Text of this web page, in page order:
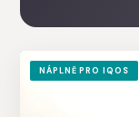
NÁPLNĚ PRO IQOS